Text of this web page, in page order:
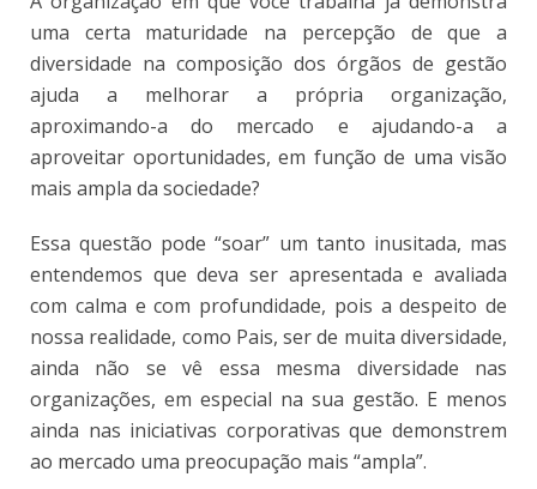
uma certa maturidade na percepção de que a
diversidade na composição dos órgãos de gestão
ajuda a melhorar a própria organização,
aproximando-a do mercado e ajudando-a a
aproveitar oportunidades, em função de uma visão
mais ampla da sociedade?
Essa questão pode “soar” um tanto inusitada, mas
entendemos que deva ser apresentada e avaliada
com calma e com profundidade, pois a despeito de
nossa realidade, como Pais, ser de muita diversidade,
ainda não se vê essa mesma diversidade nas
organizações, em especial na sua gestão. E menos
ainda nas iniciativas corporativas que demonstrem
ao mercado uma preocupação mais “ampla”.